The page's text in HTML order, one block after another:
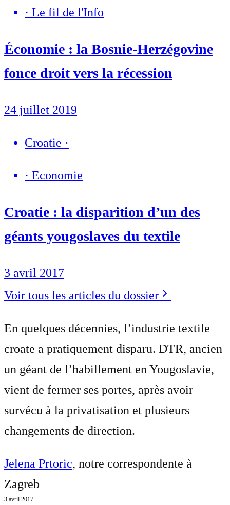
· Le fil de l'Info
Économie : la Bosnie-Herzégovine
fonce droit vers la récession
24 juillet 2019
Croatie ·
· Economie
Croatie : la disparition d’un des
géants yougoslaves du textile
3 avril 2017
Voir tous les articles du dossier
En quelques décennies, l’industrie textile
croate a pratiquement disparu. DTR, ancien
un géant de l’habillement en Yougoslavie,
vient de fermer ses portes, après avoir
survécu à la privatisation et plusieurs
changements de direction.
Jelena Prtoric, notre correspondente à
Zagreb
3 avril 2017